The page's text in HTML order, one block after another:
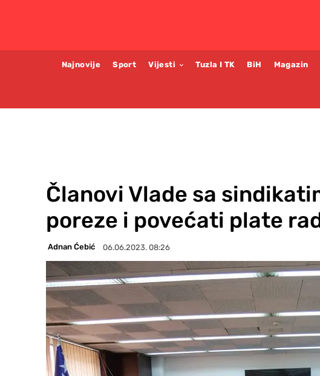
Najnovije Sport Vijesti Tuzla I TK BiH Magazin
Članovi Vlade sa
poreze i povećati plate
Adnan Ćebić 06.06.2023. 08:26